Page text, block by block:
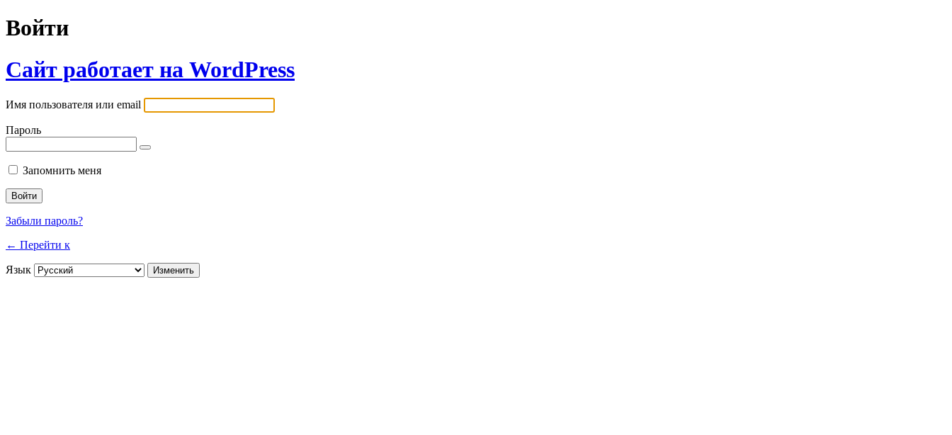
Войти
Сайт работает на WordPress
Имя пользователя или email
Пароль
Запомнить меня
Забыли пароль?
← Перейти к
Язык